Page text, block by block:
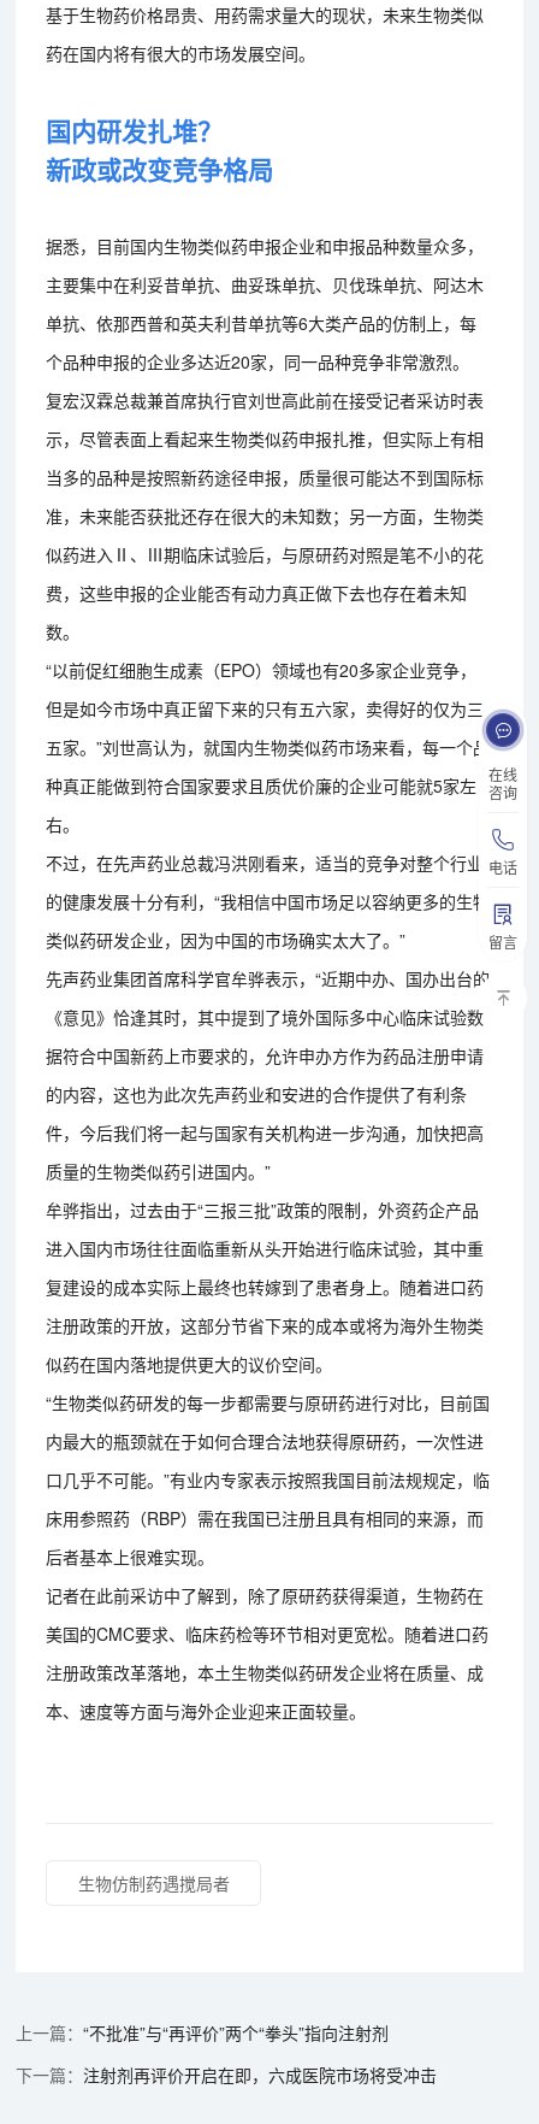
在线
咨询
电话
留言
基于生物药价格昂贵、用药需求量大的现状，未来生物类似
药在国内将有很大的市场发展空间。
国内研发扎堆？
新政或改变竞争格局
据悉，目前国内生物类似药申报企业和申报品种数量众多，
主要集中在利妥昔单抗、曲妥珠单抗、贝伐珠单抗、阿达木
单抗、依那西普和英夫利昔单抗等6大类产品的仿制上，每
个品种申报的企业多达近20家，同一品种竞争非常激烈。
复宏汉霖总裁兼首席执行官刘世高此前在接受记者采访时表
示，尽管表面上看起来生物类似药申报扎推，但实际上有相
当多的品种是按照新药途径申报，质量很可能达不到国际标
准，未来能否获批还存在很大的未知数；另一方面，生物类
似药进入Ⅱ、Ⅲ期临床试验后，与原研药对照是笔不小的花
费，这些申报的企业能否有动力真正做下去也存在着未知
数。
“以前促红细胞生成素（EPO）领域也有20多家企业竞争，
但是如今市场中真正留下来的只有五六家，卖得好的仅为三
五家。”刘世高认为，就国内生物类似药市场来看，每一个品
种真正能做到符合国家要求且质优价廉的企业可能就5家左
右。
不过，在先声药业总裁冯洪刚看来，适当的竞争对整个行业
的健康发展十分有利，“我相信中国市场足以容纳更多的生物
类似药研发企业，因为中国的市场确实太大了。”
先声药业集团首席科学官牟骅表示，“近期中办、国办出台的
《意见》恰逢其时，其中提到了境外国际多中心临床试验数
据符合中国新药上市要求的，允许申办方作为药品注册申请
的内容，这也为此次先声药业和安进的合作提供了有利条
件，今后我们将一起与国家有关机构进一步沟通，加快把高
质量的生物类似药引进国内。”
牟骅指出，过去由于“三报三批”政策的限制，外资药企产品
进入国内市场往往面临重新从头开始进行临床试验，其中重
复建设的成本实际上最终也转嫁到了患者身上。随着进口药
注册政策的开放，这部分节省下来的成本或将为海外生物类
似药在国内落地提供更大的议价空间。
“生物类似药研发的每一步都需要与原研药进行对比，目前国
内最大的瓶颈就在于如何合理合法地获得原研药，一次性进
口几乎不可能。”有业内专家表示按照我国目前法规规定，临
床用参照药（RBP）需在我国已注册且具有相同的来源，而
后者基本上很难实现。
记者在此前采访中了解到，除了原研药获得渠道，生物药在
美国的CMC要求、临床药检等环节相对更宽松。随着进口药
注册政策改革落地，本土生物类似药研发企业将在质量、成
本、速度等方面与海外企业迎来正面较量。
生物仿制药遇搅局者
“不批准”与“再评价”两个“拳头”指向注射剂
注射剂再评价开启在即，六成医院市场将受冲击